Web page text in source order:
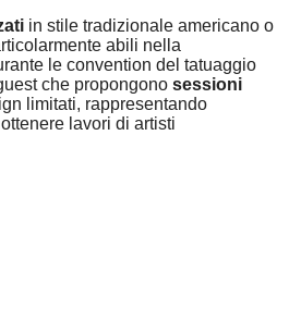
in stile tradizionale americano o
abili nella
le convention del tatuaggio
che propongono sessioni
limitati, rappresentando
lavori di artisti